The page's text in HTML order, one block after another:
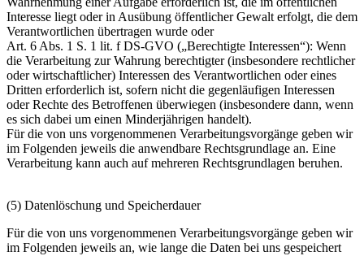
Interesse liegt oder in Ausübung öffentlicher Gewalt erfolgt, die dem
Verantwortlichen übertragen wurde oder
Art. 6 Abs. 1 S. 1 lit. f DS-GVO („Berechtigte Interessen“): Wenn
die Verarbeitung zur Wahrung berechtigter (insbesondere rechtlicher
oder wirtschaftlicher) Interessen des Verantwortlichen oder eines
Dritten erforderlich ist, sofern nicht die gegenläufigen Interessen
oder Rechte des Betroffenen überwiegen (insbesondere dann, wenn
es sich dabei um einen Minderjährigen handelt).
Für die von uns vorgenommenen Verarbeitungsvorgänge geben wir
im Folgenden jeweils die anwendbare Rechtsgrundlage an. Eine
Verarbeitung kann auch auf mehreren Rechtsgrundlagen beruhen.
(5) Datenlöschung und Speicherdauer
Für die von uns vorgenommenen Verarbeitungsvorgänge geben wir
im Folgenden jeweils an, wie lange die Daten bei uns gespeichert